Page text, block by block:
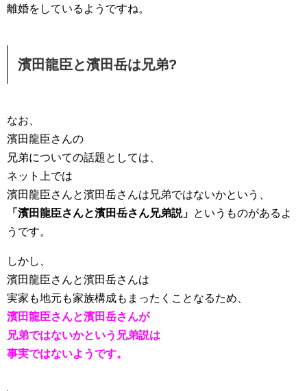
離婚をしているようですね。
濱田龍臣と濱田岳は兄弟?
なお、
濱田龍臣さんの
兄弟についての話題としては、
ネット上では
濱田龍臣さんと濱田岳さんは兄弟ではないかという、
「濱田龍臣さんと濱田岳さん兄弟説」 というものがあるよ
うです。
しかし、
濱田龍臣さんと濱田岳さんは
実家も地元も家族構成もまったくことなるため、
濱田龍臣さんと濱田岳さんが
兄弟ではないかという兄弟説は
事実ではないようです。